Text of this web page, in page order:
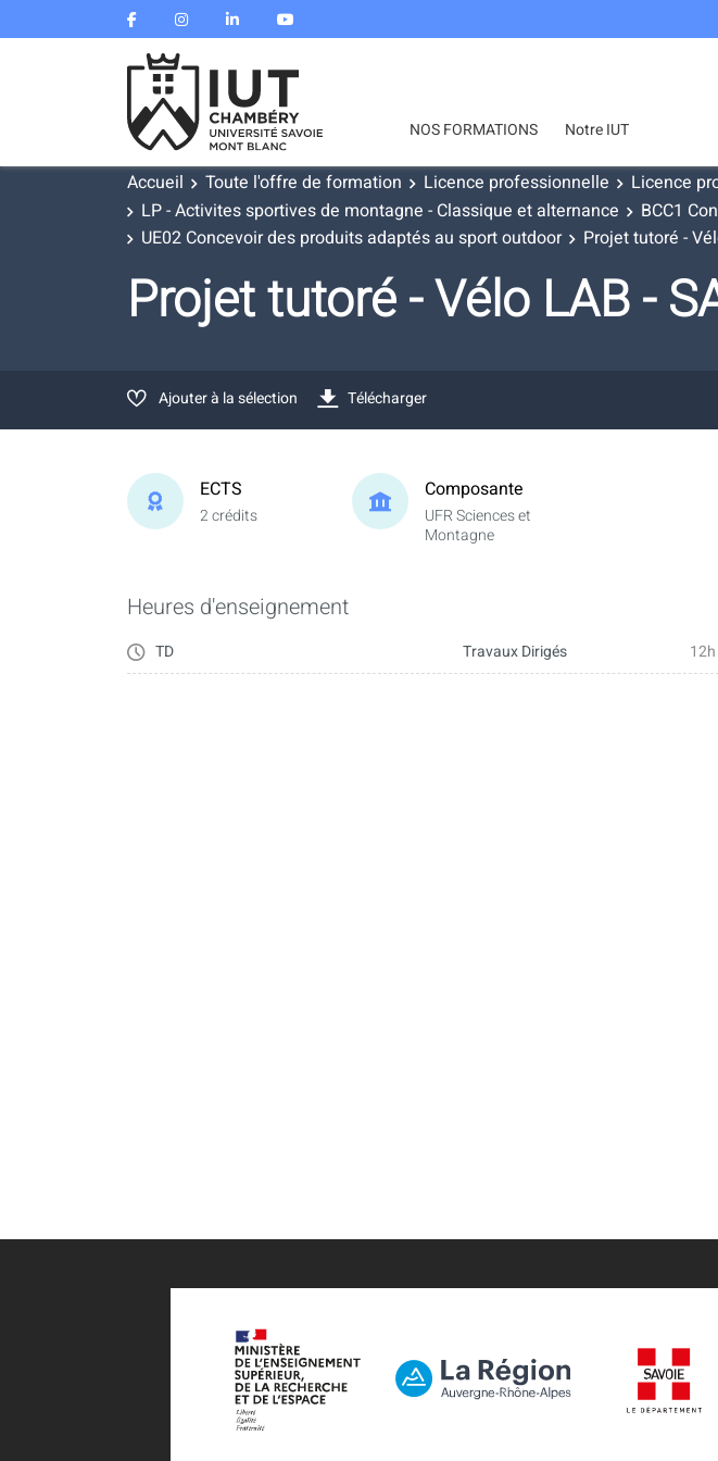
NOS FORMATIONS Notre IUT
Accueil Toute l'offre de formation Licence professionnelle
Licence
LP - Activites sportives de montagne - Classique et alternance
BCC1
UE02 Concevoir des produits adaptés au sport outdoor
Projet tutoré -
Projet tutoré - Vélo LAB -
Ajouter à la sélection Télécharger
ECTS
2 crédits
Composante
UFR Sciences et
Montagne
Heures d'enseignement
TD Travaux Dirigés 12h